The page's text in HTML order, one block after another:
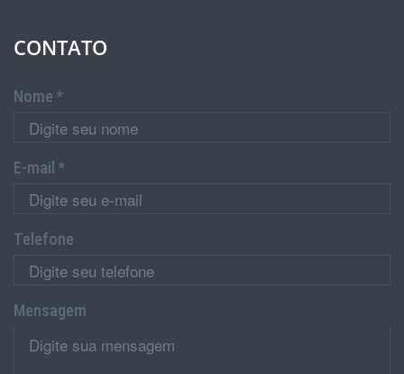
CONTATO
Nome *
E-mail *
Telefone
Mensagem